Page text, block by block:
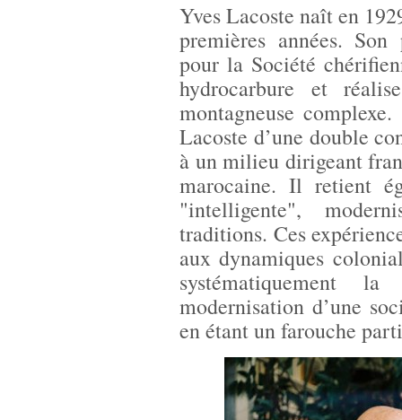
Yves Lacoste naît en
premières années.
pour la Société
hydrocarbure et
montagneuse
Lacoste d’une double
à un milieu dirigeant
marocaine. Il retient
"intelligente",
traditions. Ces
aux dynamiques
systématiquement
modernisation d’une
en étant un farouche